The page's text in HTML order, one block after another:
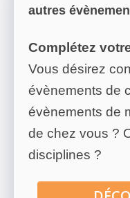
autres
Complétez
Vous désirez
évènements de
évènements de
de chez vous ?
disciplines ?